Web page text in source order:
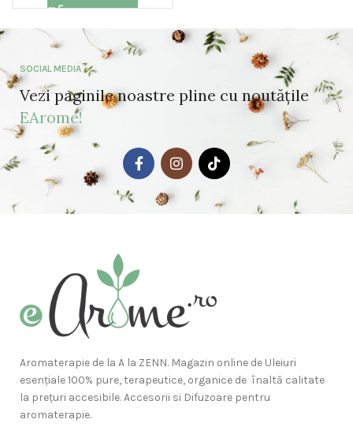
SOCIAL MEDIA
Vezi paginile noastre pline cu noutățile
EArome!
Aromaterapie de la A la ZENN. Magazin online de Uleiuri
esențiale 100% pure, terapeutice, organice de înaltă calitate
la prețuri accesibile. Accesorii si Difuzoare pentru
aromaterapie.